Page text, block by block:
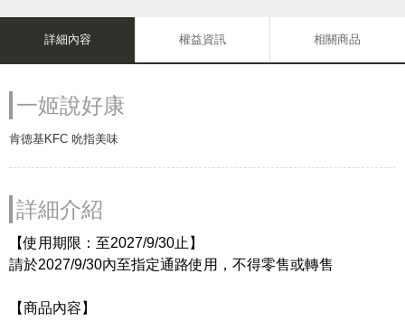
詳細內容 權益資訊 相關商品
一姬說好康
肯德基KFC 吮指美味
詳細介紹
【使用期限：至2027/9/30止】
請於2027/9/30內至指定通路使用，不得零售或轉售
【商品內容】